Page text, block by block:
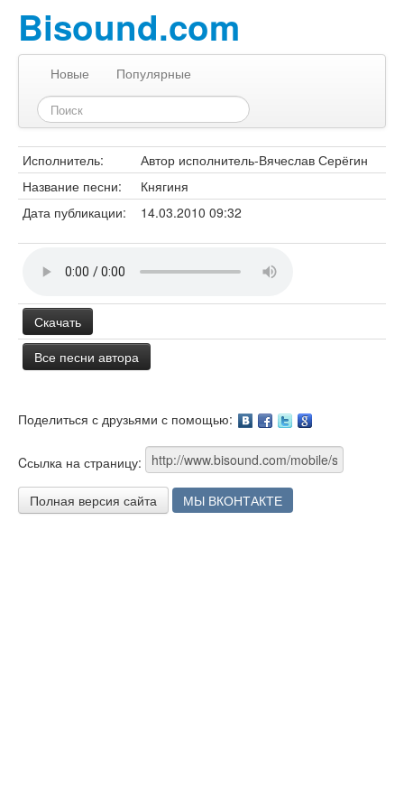
Bisound.com
Новые Популярные
Исполнитель:
Автор исполнитель-Вячеслав Серёгин
Название песни:
Княгиня
Дата публикации:
14.03.2010 09:32
Скачать
Все песни автора
Поделиться с друзьями с помощью:
Cсылка на страницу:
Полная версия сайта МЫ ВКОНТАКТЕ